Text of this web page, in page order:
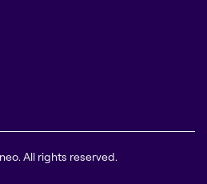
All rights reserved.